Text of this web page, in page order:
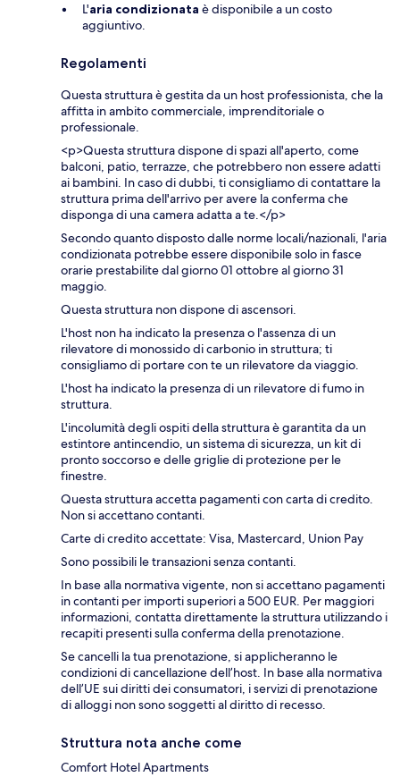
L'aria condizionata è disponibile a un costo
aggiuntivo.
Regolamenti
Questa struttura è gestita da un host professionista, che la
affitta in ambito commerciale, imprenditoriale o
professionale.
<p>Questa struttura dispone di spazi all'aperto, come
balconi, patio, terrazze, che potrebbero non essere adatti
ai bambini. In caso di dubbi, ti consigliamo di contattare la
struttura prima dell'arrivo per avere la conferma che
disponga di una camera adatta a te.</p>
Secondo quanto disposto dalle norme locali/nazionali, l'aria
condizionata potrebbe essere disponibile solo in fasce
orarie prestabilite dal giorno 01 ottobre al giorno 31
maggio.
Questa struttura non dispone di ascensori.
L'host non ha indicato la presenza o l'assenza di un
rilevatore di monossido di carbonio in struttura; ti
consigliamo di portare con te un rilevatore da viaggio.
L'host ha indicato la presenza di un rilevatore di fumo in
struttura.
L'incolumità degli ospiti della struttura è garantita da un
estintore antincendio, un sistema di sicurezza, un kit di
pronto soccorso e delle griglie di protezione per le
finestre.
Questa struttura accetta pagamenti con carta di credito.
Non si accettano contanti.
Carte di credito accettate: Visa, Mastercard, Union Pay
Sono possibili le transazioni senza contanti.
In base alla normativa vigente, non si accettano pagamenti
in contanti per importi superiori a 500 EUR. Per maggiori
informazioni, contatta direttamente la struttura utilizzando i
recapiti presenti sulla conferma della prenotazione.
Se cancelli la tua prenotazione, si applicheranno le
condizioni di cancellazione dell’host. In base alla normativa
dell’UE sui diritti dei consumatori, i servizi di prenotazione
di alloggi non sono soggetti al diritto di recesso.
Struttura nota anche come
Comfort Hotel Apartments